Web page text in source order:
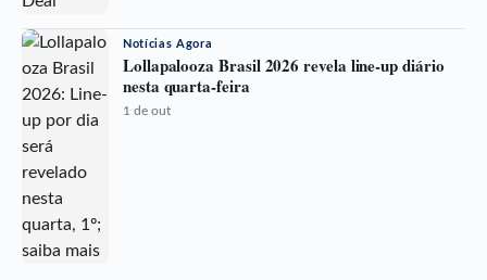
Notícias Agora
Lollapalooza Brasil 2026 revela line-up diário
nesta quarta-feira
1 de out